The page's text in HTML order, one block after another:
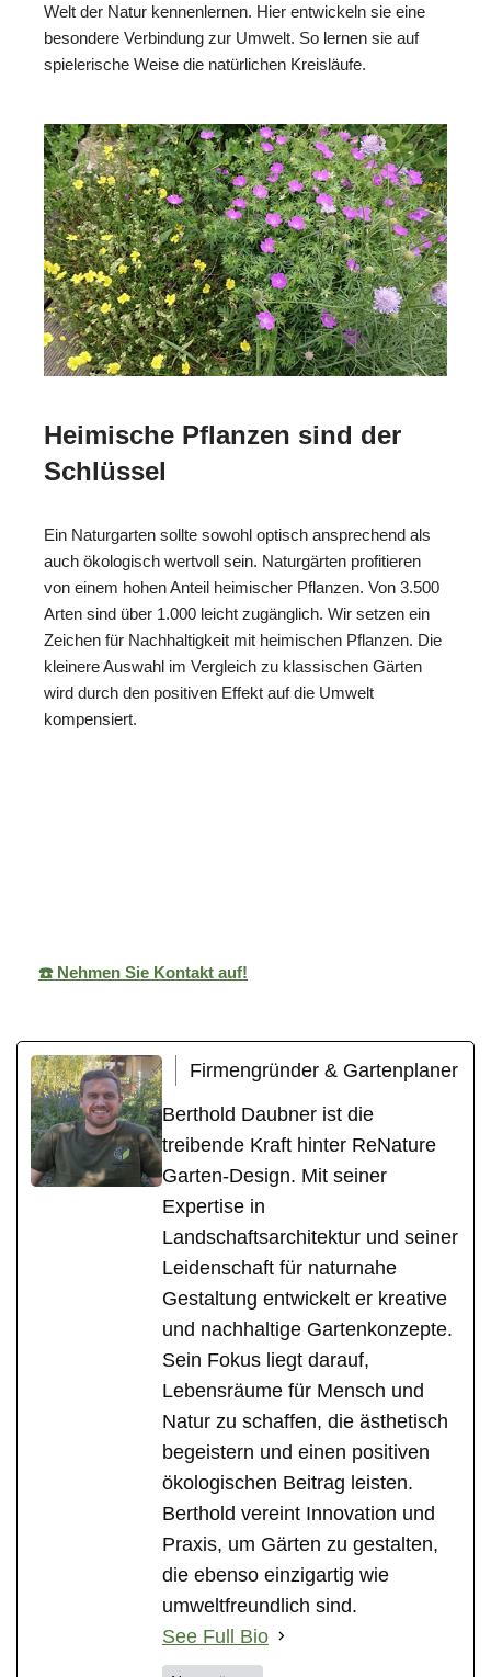
Welt der Natur kennenlernen. Hier entwickeln sie eine
besondere Verbindung zur Umwelt. So lernen sie auf
spielerische Weise die natürlichen Kreisläufe.
Heimische Pflanzen sind der
Schlüssel
Ein Naturgarten sollte sowohl optisch ansprechend als
auch ökologisch wertvoll sein. Naturgärten profitieren
von einem hohen Anteil heimischer Pflanzen. Von 3.500
Arten sind über 1.000 leicht zugänglich. Wir setzen ein
Zeichen für Nachhaltigkeit mit heimischen Pflanzen. Die
kleinere Auswahl im Vergleich zu klassischen Gärten
wird durch den positiven Effekt auf die Umwelt
kompensiert.
☎️ Nehmen Sie Kontakt auf!
Firmengründer & Gartenplaner
Berthold Daubner ist die
treibende Kraft hinter ReNature
Garten-Design. Mit seiner
Expertise in
Landschaftsarchitektur und seiner
Leidenschaft für naturnahe
Gestaltung entwickelt er kreative
und nachhaltige Gartenkonzepte.
Sein Fokus liegt darauf,
Lebensräume für Mensch und
Natur zu schaffen, die ästhetisch
begeistern und einen positiven
ökologischen Beitrag leisten.
Berthold vereint Innovation und
Praxis, um Gärten zu gestalten,
die ebenso einzigartig wie
umweltfreundlich sind.
See Full Bio